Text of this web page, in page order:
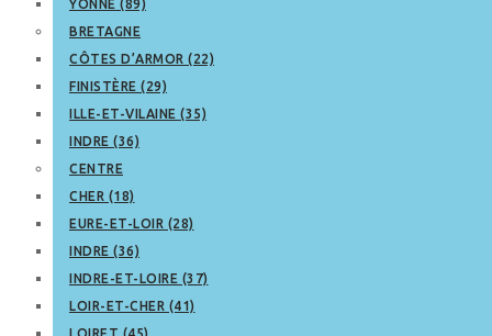
YONNE (89)
BRETAGNE
CÔTES D’ARMOR (22)
FINISTÈRE (29)
ILLE-ET-VILAINE (35)
INDRE (36)
CENTRE
CHER (18)
EURE-ET-LOIR (28)
INDRE (36)
INDRE-ET-LOIRE (37)
LOIR-ET-CHER (41)